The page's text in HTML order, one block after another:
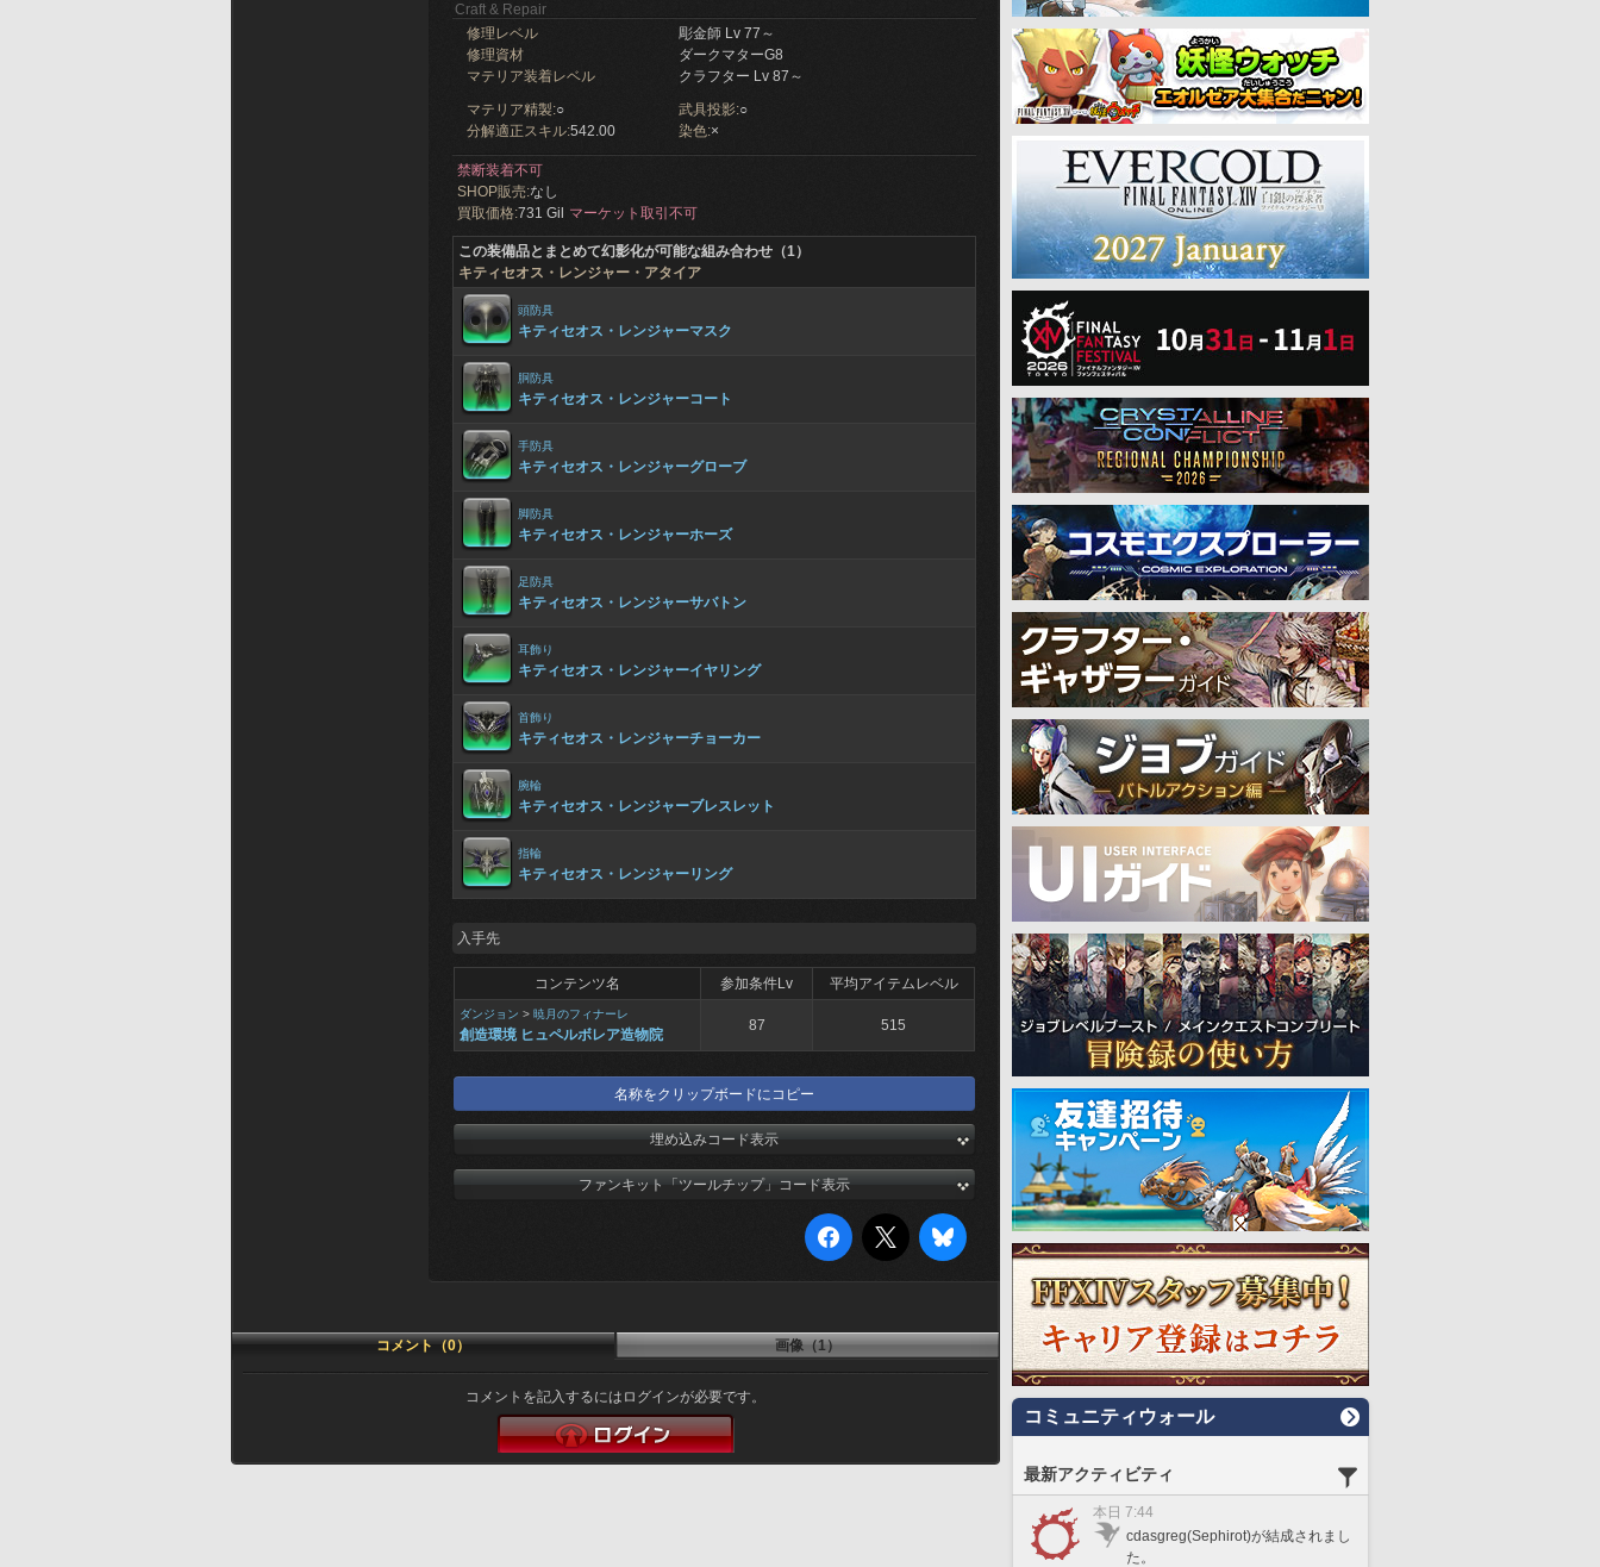
Craft & Repair
修理レベル
彫金師 Lv 77～
修理資材
ダークマターG8
マテリア装着レベル
クラフター Lv 87～
マテリア精製:○ 武具投影:○
分解適正スキル:542.00 染色:×
禁断装着不可
SHOP販売:なし
買取価格:731 Gil マーケット取引不可
この装備品とまとめて幻影化が可能な組み合わせ（1）
キティセオス・レンジャー・アタイア
頭防具
キティセオス・レンジャーマスク
胴防具
キティセオス・レンジャーコート
手防具
キティセオス・レンジャーグローブ
脚防具
キティセオス・レンジャーホーズ
足防具
キティセオス・レンジャーサバトン
耳飾り
キティセオス・レンジャーイヤリング
首飾り
キティセオス・レンジャーチョーカー
腕輪
キティセオス・レンジャーブレスレット
指輪
キティセオス・レンジャーリング
入手先
コンテンツ名 参加条件Lv 平均アイテムレベル
ダンジョン > 暁月のフィナーレ
創造環境 ヒュペルボレア造物院
87 515
名称をクリップボードにコピー
埋め込みコード表示
ファンキット「ツールチップ」コード表示
コメント（0） 画像（1）
コメントを記入するにはログインが必要です。
コミュニティウォール
最新アクティビティ
本日 7:44
cdasgreg(Sephirot)が結成されまし
た。